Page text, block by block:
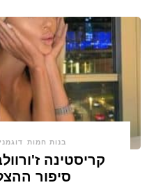
בנות חמות
קריסטינה
סיפור